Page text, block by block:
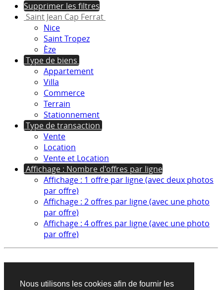
Nous utilisons les cookies afin de fournir les
Supprimer les filtres
Saint Jean Cap Ferrat
Nice
Saint Tropez
Èze
Type de biens
Appartement
Villa
Commerce
Terrain
Stationnement
Type de transaction
Vente
Location
Vente et Location
Affichage : Nombre d'offres par ligne
Affichage : 1 offre par ligne (avec deux photos
par offre)
Affichage : 2 offres par ligne (avec une photo
par offre)
Affichage : 4 offres par ligne (avec une photo
par offre)